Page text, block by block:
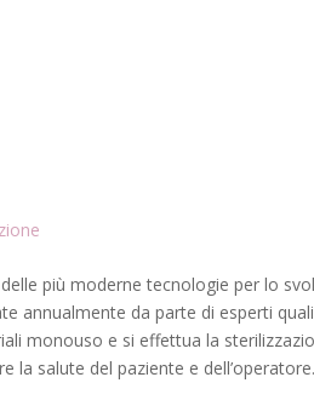
più moderne tecnologie per lo
annualmente da parte di esperti
monouso e si effettua la
la salute del paziente e dell’operatore.